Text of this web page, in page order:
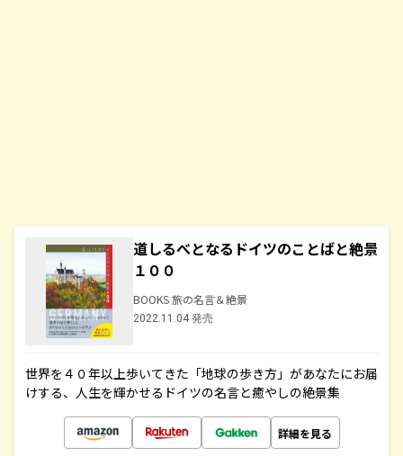
道しるべとなるドイツのことばと絶景
１００
BOOKS 旅の名言＆絶景
2022.11.04 発売
世界を４０年以上歩いてきた「地球の歩き方」があなたにお届
けする、人生を輝かせるドイツの名言と癒やしの絶景集
詳細を見る